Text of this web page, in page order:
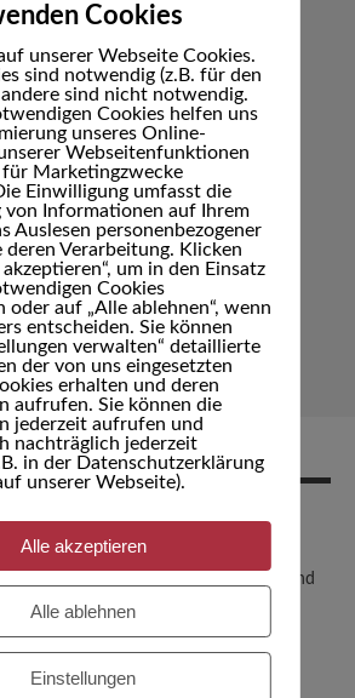
Musikschule, Mitglied im Bundesverband
Cookies
unserer Webseite Cookies.
sind notwendig (z.B. für den
sind nicht notwendig.
Cookies helfen uns
unseres Online-
Webseitenfunktionen
Marketingzwecke
Einwilligung umfasst die
von Informationen auf Ihrem
Auslesen personenbezogener
deren Verarbeitung. Klicken
um in den Einsatz
Cookies
oder auf „Alle ablehnen“, wenn
entscheiden. Sie können
verwalten“ detaillierte
der von uns eingesetzten
erhalten und deren
aufrufen. Sie können die
jederzeit aufrufen und
nachträglich jederzeit
in der Datenschutzerklärung
unserer Webseite).
Alle akzeptieren
Alle ablehnen
Einstellungen